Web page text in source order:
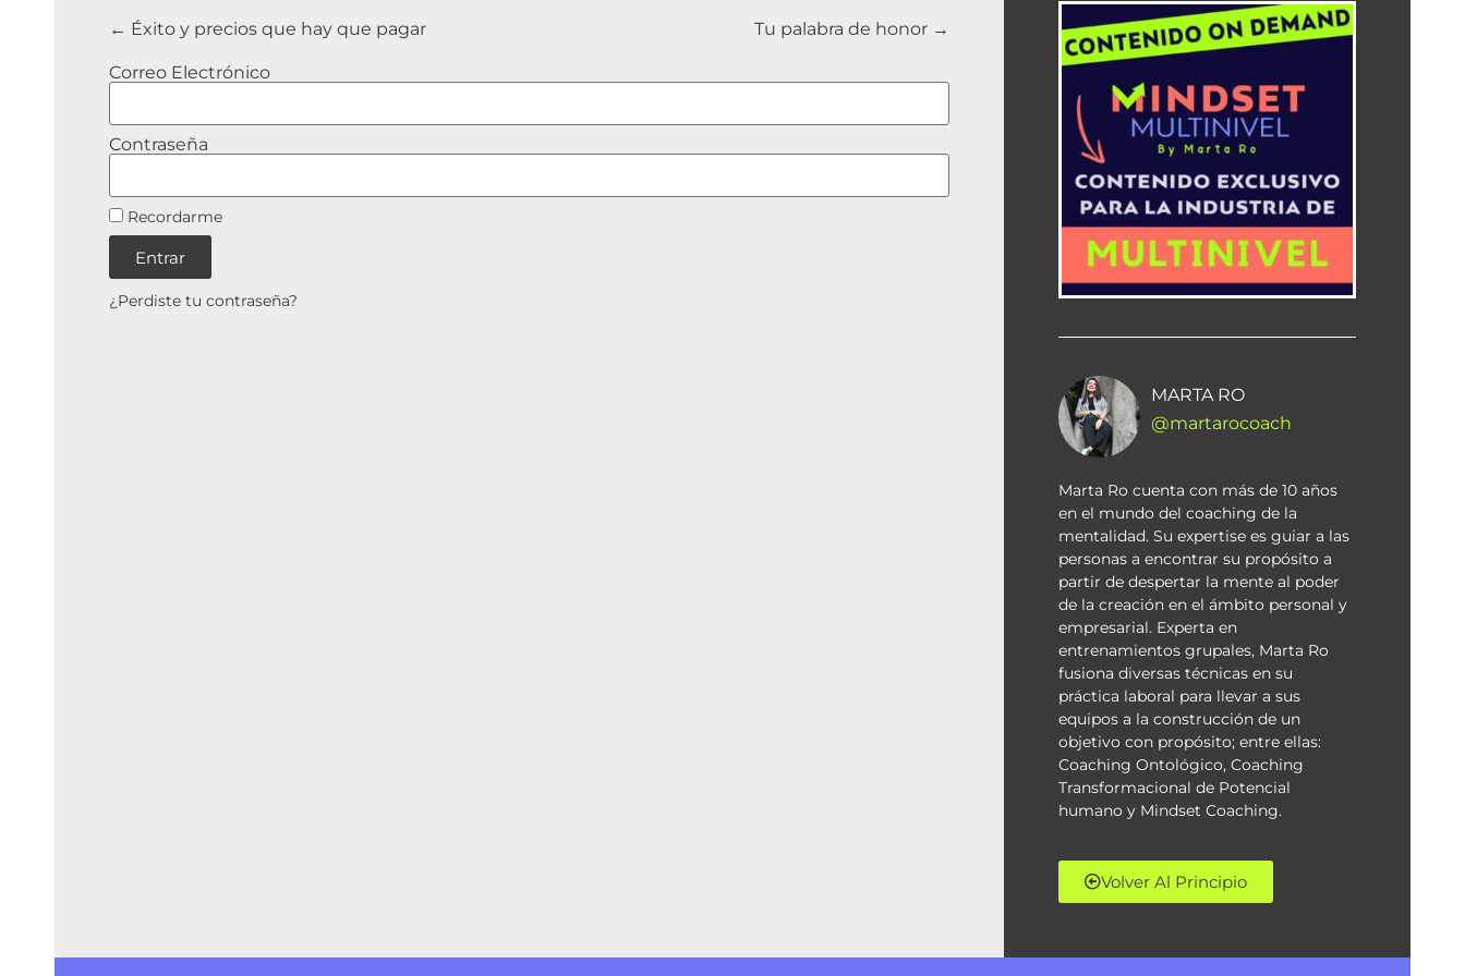
Éxito y precios que hay que pagar Tu palabra de honor
Correo Electrónico
Contraseña
Recordarme
Entrar
¿Perdiste tu contraseña?
MARTA RO
@martarocoach
Marta Ro cuenta con más de 10 años
en el mundo del coaching de la
mentalidad. Su expertise es guiar a las
personas a encontrar su propósito a
partir de despertar la mente al poder
de la creación en el ámbito personal y
empresarial. Experta en
entrenamientos grupales, Marta Ro
fusiona diversas técnicas en su
práctica laboral para llevar a sus
equipos a la construcción de un
objetivo con propósito; entre ellas:
Coaching Ontológico, Coaching
Transformacional de Potencial
humano y Mindset Coaching.
Volver Al Principio